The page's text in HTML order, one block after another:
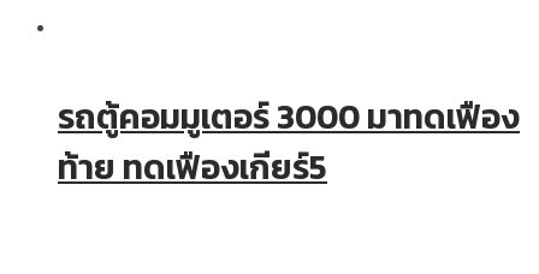
รถตู้คอมมูเตอร์ 3000 มาทดเฟือง
ท้าย ทดเฟืองเกียร์5